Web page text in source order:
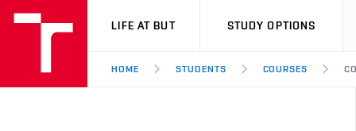
VUT
LIFE AT BUT STUDY OPTIONS
HOME STUDENTS COURSES